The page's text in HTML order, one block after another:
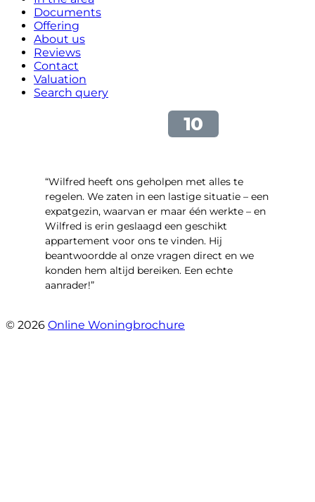
Documents
Offering
About us
Reviews
Contact
Valuation
Search query
“Wilfred heeft ons geholpen met alles te
regelen. We zaten in een lastige situatie – een
expatgezin, waarvan er maar één werkte – en
Wilfred is erin geslaagd een geschikt
appartement voor ons te vinden. Hij
beantwoordde al onze vragen direct en we
konden hem altijd bereiken. Een echte
aanrader!”
© 2026 Online Woningbrochure